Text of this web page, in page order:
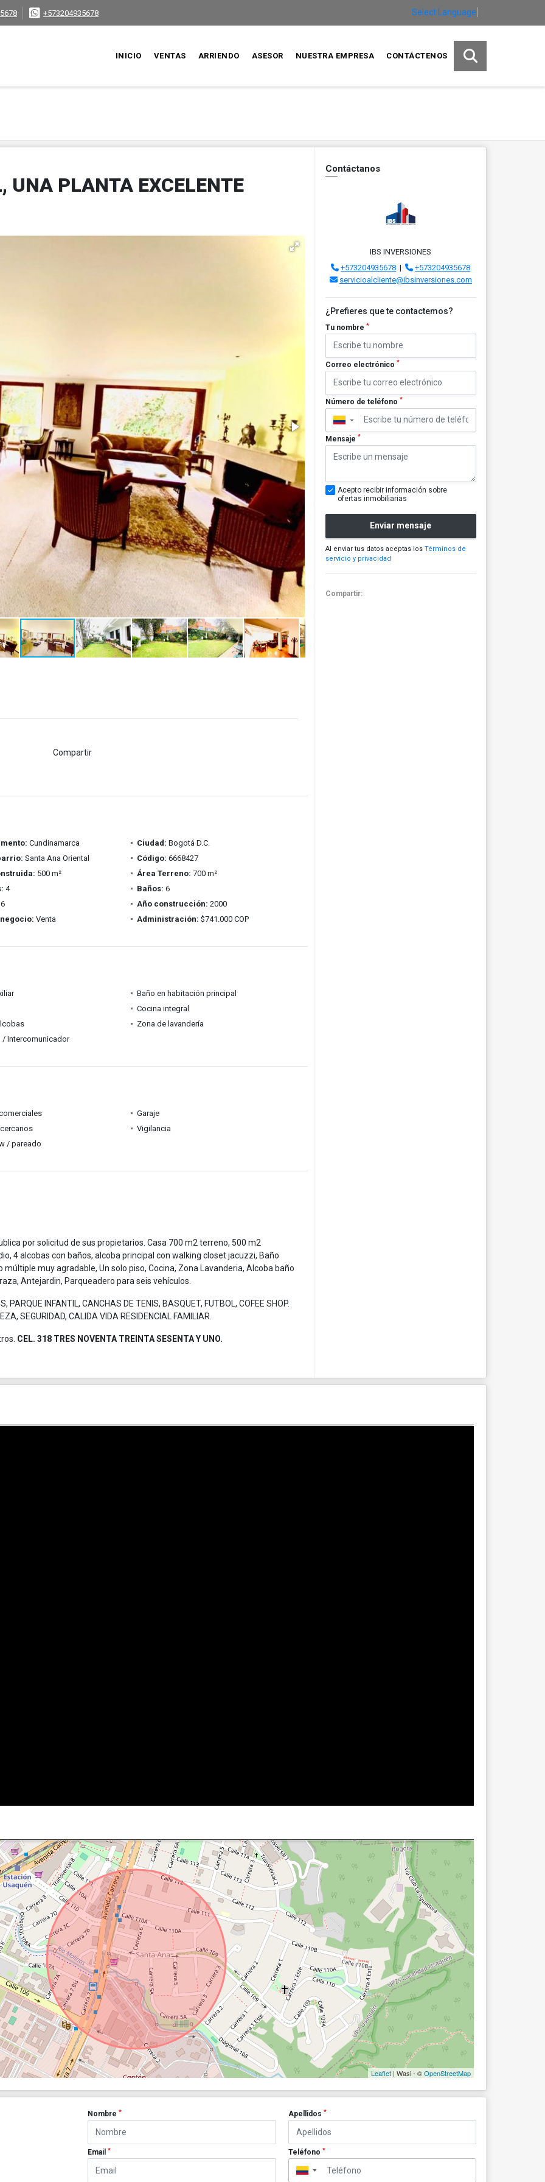
+573204935678 Select Language
INICIO VENTAS ARRIENDO ASESOR NUESTRA EMPRESA CONTÁCTENOS
UNA PLANTA EXCELENTE
Compartir
Cundinamarca Ciudad: Bogotá D.C.
Santa Ana Oriental Código: 6668427
500 m² Área Terreno: 700 m²
4 Baños: 6
6 Año construcción: 2000
Venta Administración: $741.000 COP
Baño en habitación principal
Cocina integral
Zona de lavandería
/ Intercomunicador
Garaje
Vigilancia
/ pareado
por solicitud de sus propietarios. Casa 700 m2 terreno, 500 m2
4 alcobas con baños, alcoba principal con walking closet jacuzzi, Baño
muy agradable, Un solo piso, Cocina, Zona Lavanderia, Alcoba baño
Antejardin, Parqueadero para seis vehículos.
PARQUE INFANTIL, CANCHAS DE TENIS, BASQUET, FUTBOL, COFEE SHOP.
SEGURIDAD, CALIDA VIDA RESIDENCIAL FAMILIAR.
CEL. 318 TRES NOVENTA TREINTA SESENTA Y UNO.
Contáctanos
IBS INVERSIONES
+573204935678 |
+573204935678
servicioalcliente@ibsinversiones.com
¿Prefieres que te contactemos?
Tu nombre *
Correo electrónico *
Número de teléfono *
▼
Mensaje *
Acepto recibir información sobre
ofertas inmobiliarias
Enviar mensaje
Al enviar tus datos aceptas los Términos de
servicio y privacidad
Compartir:
Leaflet | Wasi - ©OpenStreetMap
Nombre* Apellidos *
Email* Teléfono *
▼